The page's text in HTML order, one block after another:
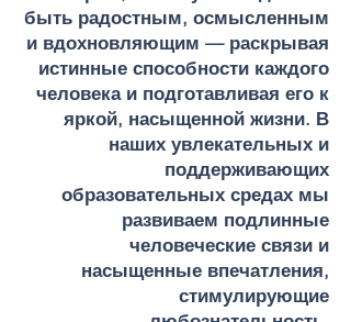
быть радостным, осмысленным
и вдохновляющим — раскрывая
истинные способности каждого
человека и подготавливая его к
яркой, насыщенной жизни. В
наших увлекательных и
поддерживающих
образовательных средах мы
развиваем подлинные
человеческие связи и
насыщенные впечатления,
стимулирующие